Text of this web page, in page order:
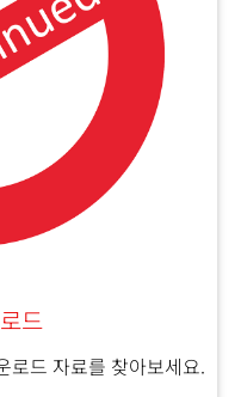
드
로드 자료를 찾아보세요.